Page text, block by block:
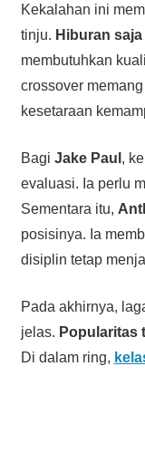
Kekalahan ini
tinju. Hiburan
membutuhkan
crossover
kesetaraan
Bagi Jake Paul ,
evaluasi. Ia perlu
Sementara itu,
posisinya. Ia
disiplin tetap
Pada akhirnya,
jelas. Popularitas
Di dalam ring,